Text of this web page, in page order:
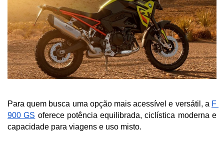
Para quem busca uma opção mais acessível e versátil, a F
900 GS oferece potência equilibrada, ciclística moderna e
capacidade para viagens e uso misto.